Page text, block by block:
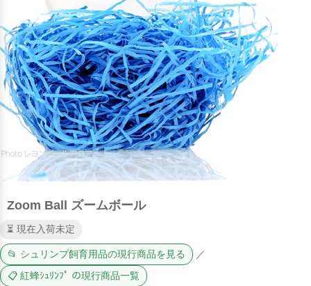
Zoom Ball ズームボール
⏳ 現在入荷未定
📂 シュリンプ飼育用品の現行商品を見る ／
📋 紅蜂ｼｭﾘﾝﾌﾟ の現行商品一覧